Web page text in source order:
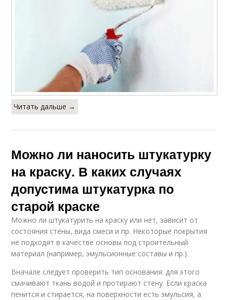
Читать дальше →
Можно ли наносить штукатурку
на краску. В каких случаях
допустима штукатурка по
старой краске
Можно ли штукатурить на краску или нет, зависит от
состояния стены, вида смеси и пр. Некоторые покрытия
не подходят в качестве основы под строительный
материал (например, эмульсионные составы и пр.).
Вначале следует проверить тип основания: для этого
смачивают ткань водой и протирают стену. Если краска
пенится и стирается, на поверхности есть эмульсия, а